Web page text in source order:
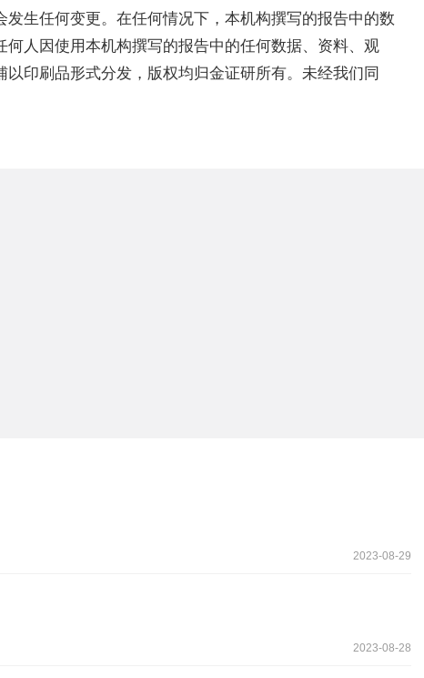
生任何变更。在任何情况下，本机构撰写的报告中的数
人因使用本机构撰写的报告中的任何数据、资料、观
印刷品形式分发，版权均归金证研所有。未经我们同
2023-08-29
2023-08-28